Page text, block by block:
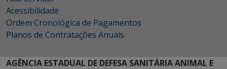
Acessibilidade
Ordem Cronológica de Pagamentos
Planos de Contratações Anuais
AGÊNCIA ESTADUAL DE DEFESA SANITÁRIA ANIMAL E